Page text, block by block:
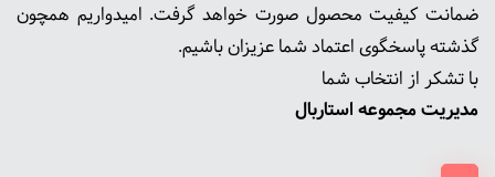
ضمانت کیفیت محصول صورت خواهد گرفت. امیدواریم همچون
گذشته پاسخگوی اعتماد شما عزیزان باشیم.
با تشکر از انتخاب شما
مدیریت مجموعه استاربال